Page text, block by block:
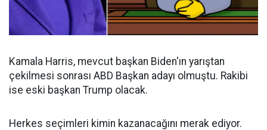
Kamala Harris, mevcut başkan Biden'ın yarıştan
çekilmesi sonrası ABD Başkan adayı olmuştu. Rakibi
ise eski başkan Trump olacak.
Herkes seçimleri kimin kazanacağını merak ediyor.